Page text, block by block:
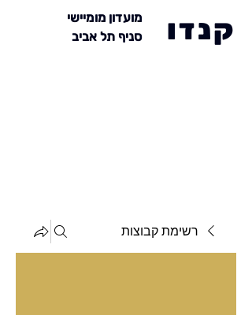
מועדון מומיישי
סניף תל אביב
קנדו
רשימת קבוצות